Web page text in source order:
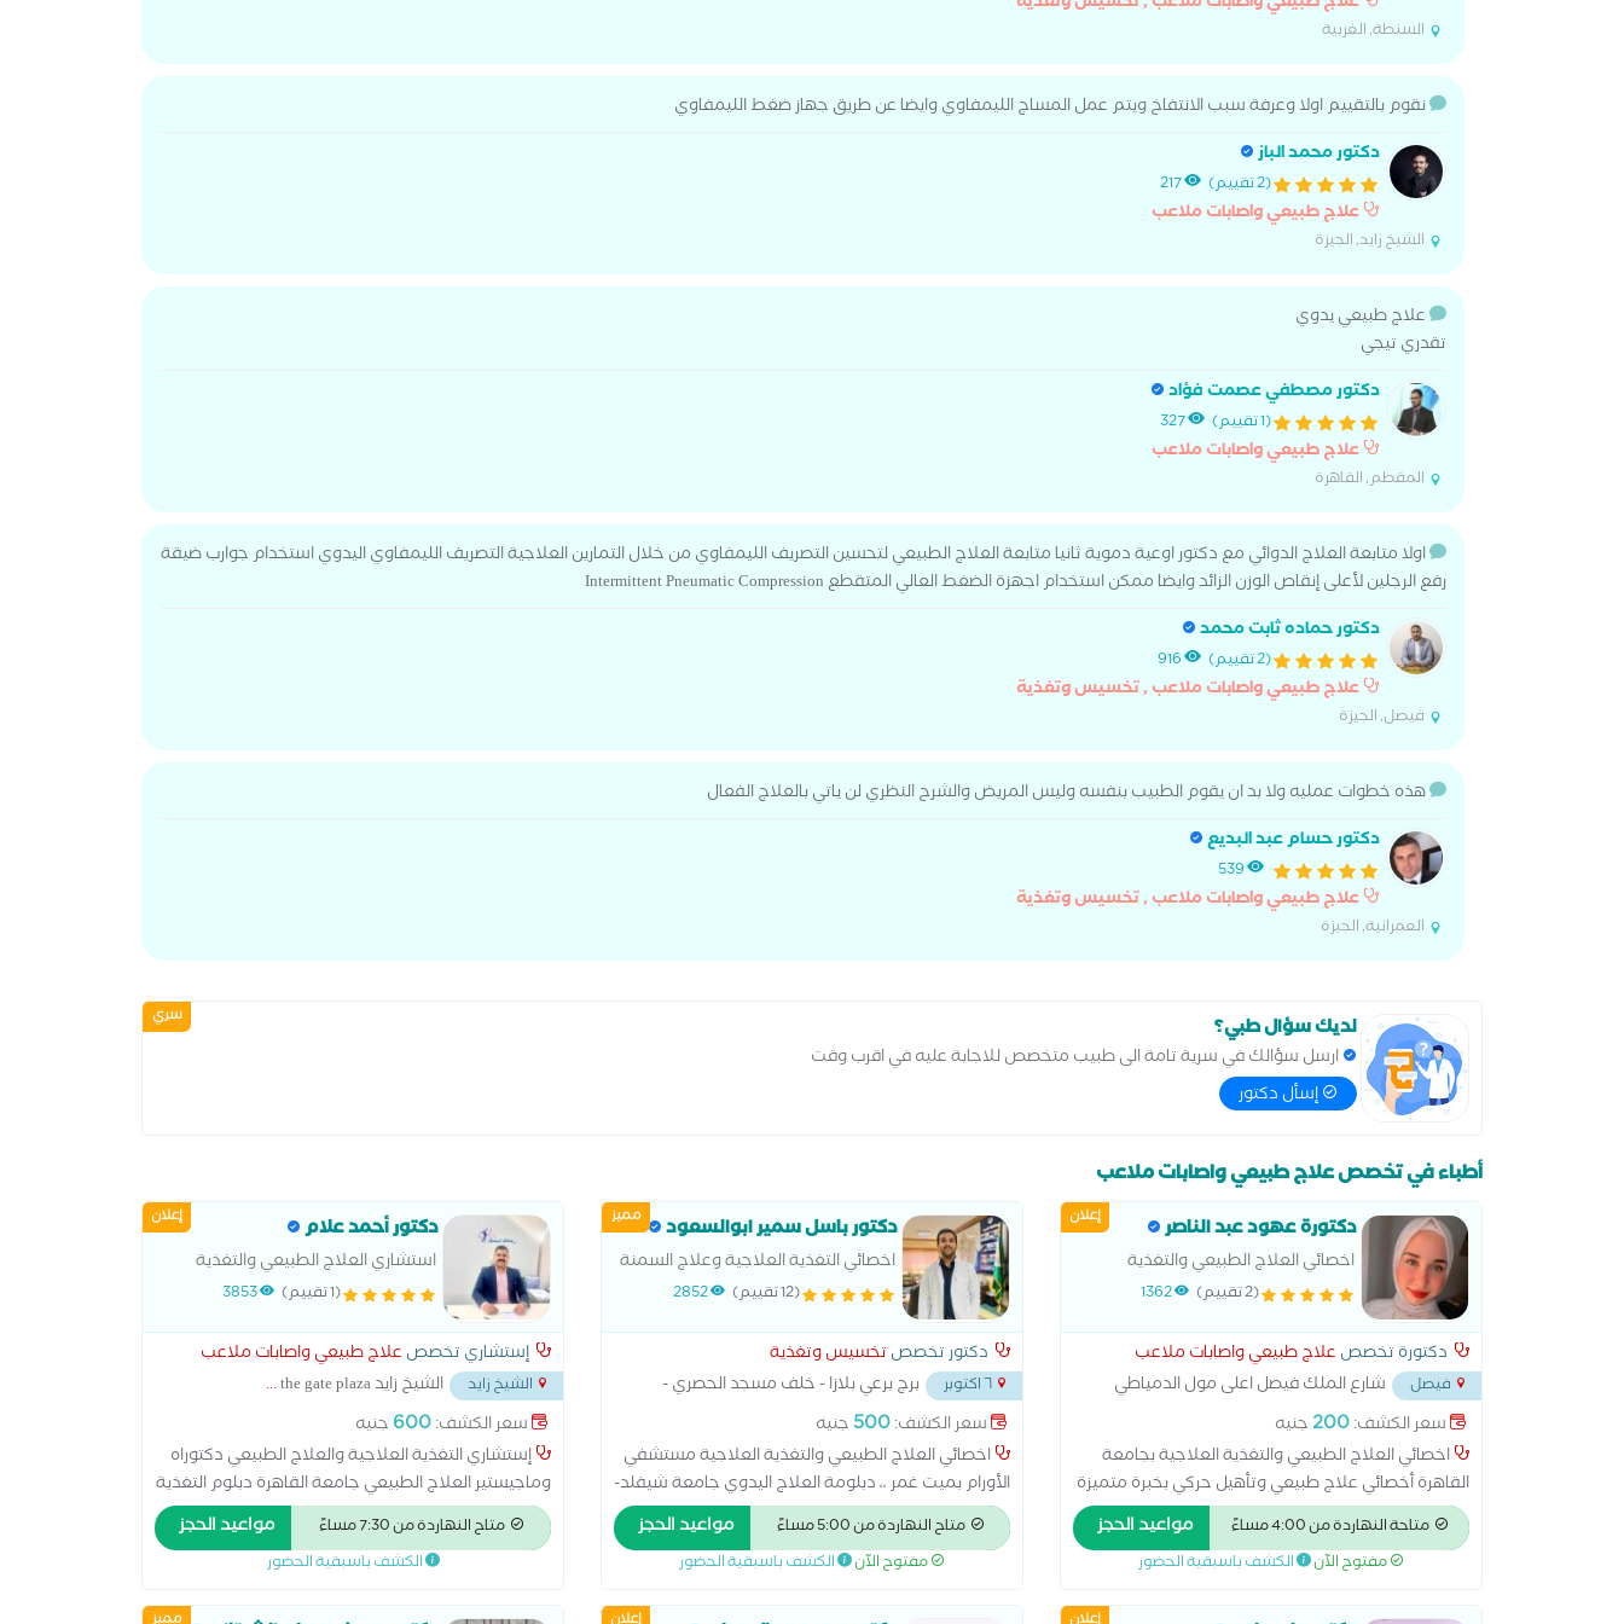
السنطة, الغربية
نقوم بالتقييم اولا وعرفة سبب الانتفاخ ويتم عمل المساج الليمفاوي وايضا عن طريق جهاز ضغط الليمفاوي
دكتور محمد الباز
(2 تقييم) 217
علاج طبيعي واصابات ملاعب
الشيخ زايد, الجيزة
علاج طبيعي يدوي
تقدري تيجي
دكتور مصطفي عصمت فؤاد
(1 تقييم) 327
علاج طبيعي واصابات ملاعب
المقطم, القاهرة
اولا متابعة العلاج الدوائي مع دكتور اوعية دموية ثانيا متابعة العلاج الطبيعي لتحسين التصريف الليمفاوي من خلال التمارين العلاجية التصريف الليمفاوي اليدوي استخدام جوارب ضيقة
رفع الرجلين لأعلى إنقاص الوزن الزائد وايضا ممكن استخدام اجهزة الضغط العالي المتقطع Intermittent Pneumatic Compression
دكتور حماده ثابت محمد
(2 تقييم) 916
علاج طبيعي واصابات ملاعب , تخسيس وتغذية
فيصل, الجيزة
هذه خطوات عمليه ولا بد ان يقوم الطبيب بنفسه وليس المريض والشرح النظري لن ياتي بالعلاج الفعال
دكتور حسام عبد البديع
539
علاج طبيعي واصابات ملاعب , تخسيس وتغذية
العمرانية, الجيزة
سري لديك سؤال طبي؟
ارسل سؤالك في سرية تامة الى طبيب متخصص للاجابة عليه في اقرب وقت
إسأل دكتور
أطباء في تخصص علاج طبيعي واصابات ملاعب
إعلان دكتورة عهود عبد الناصر
اخصائي العلاج الطبيعي والتغذية
العلاجية .
(2 تقييم) 1362
دكتورة تخصص علاج طبيعي واصابات ملاعب
فيصل
شارع الملك فيصل اعلى مول الدمياطي
للاثاث وصيدلية العزبي... سعر الكشف:200جنيه
اخصائي العلاج الطبيعي والتغذية العلاجية بجامعة
القاهرة أخصائي علاج طبيعي وتأهيل حركي بخبرة متميزة
في تشخيص وعلاج اضطرابات الجهاز العضلي الهيكلي
والعصبي، مع تقديم برامج علاجية فردية تعتمد على
أحدث الأساليب العلمية لتحقيق أفضل النتائج. يمتلك
متاحة النهاردة من 4:00 مساءً مواعيد الحجز
مفتوح الآن الكشف باسبقية الحضور
مميز دكتور باسل سمير ابوالسعود
اخصائي التغذية العلاجية وعلاج السمنة
والنحافة - اخصائي العلاج الطبيعي
(12 تقييم) 2852
دكتور تخصص تخسيس وتغذية
برج برعي بلازا - خلف مسجد الحصري -
مدينة اكتوبر- الدور...سعر الكشف:500 جنيه
اخصائي العلاج الطبيعي والتغذية العلاجية مستشفي
الأورام بميت غمر ،، دبلومة العلاج اليدوي جامعة شيفلد-
إنجلترا ،، دبلومة التغذية العلاجية جامعة القاهرة ،،
دبلومة تقويم العمود الفقري والمفاصل آي ثراست-
انجلترا ،، مدير عيادات طاقـــة للعلاج الطبيعي والتغذية
متاح النهاردة من 5:00 مساءً مواعيد الحجز
مفتوح الآن الكشف باسبقية الحضور
إعلان دكتور أحمد علام
استشاري العلاج الطبيعي والتغذية
العلاجية
(1 تقييم) 3853
إستشاري تخصص علاج طبيعي واصابات ملاعب
الشيخ زايد الشيخ زايد the gate plaza
...
سعر الكشف:600 جنيه
إستشاري التغذية العلاجية والعلاج الطبيعي دكتوراه
وماجيستير العلاج الطبيعي جامعة القاهرة دبلوم التغذية
العلاجية جامعة القاهرة دبلوم التغذية العلاجية shaw
academy عضو الجمعية المصرية لدراسة السمنة عضو
الجمعية البريطانية المصرية للسمنة عضو الجمعية
متاح النهاردة من 7:30 مساءً مواعيد الحجز
الكشف باسبقية الحضور